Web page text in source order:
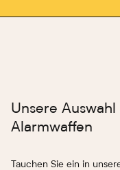
Unsere
Alarmwaffen
Tauchen Sie ein in